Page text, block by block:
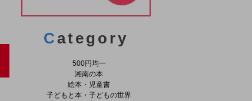
Category
500円均一
湘南の本
絵本・児童書
子どもと本・子どもの世界